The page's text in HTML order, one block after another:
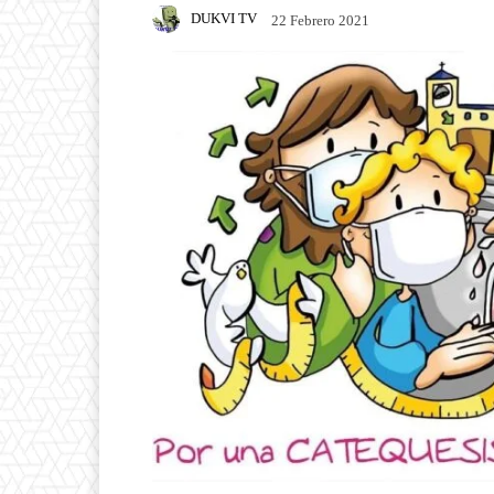
DUKVI TV 22 Febrero 2021